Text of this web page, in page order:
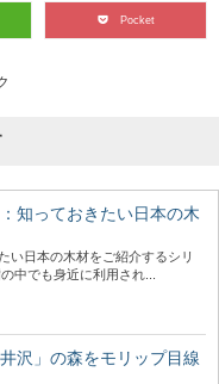
Pocket
知っておきたい日本の木
い日本の木材をご紹介するシリ
中でも身近に利用され...
沢」の森をモリップ目線